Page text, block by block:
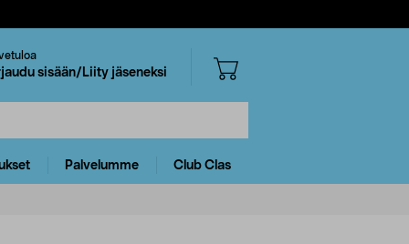
sisään/Liity jäseneksi
Palvelumme Club Clas